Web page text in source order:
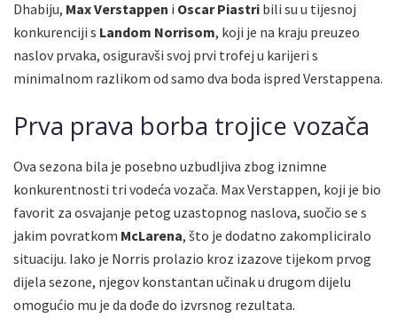
Dhabiju, Max Verstappen i Oscar Piastri bili su u tijesnoj
konkurenciji s Landom Norrisom, koji je na kraju preuzeo
naslov prvaka, osiguravši svoj prvi trofej u karijeri s
minimalnom razlikom od samo dva boda ispred Verstappena.
Prva prava borba trojice vozača
Ova sezona bila je posebno uzbudljiva zbog iznimne
konkurentnosti tri vodeća vozača. Max Verstappen, koji je bio
favorit za osvajanje petog uzastopnog naslova, suočio se s
jakim povratkom McLarena, što je dodatno zakompliciralo
situaciju. Iako je Norris prolazio kroz izazove tijekom prvog
dijela sezone, njegov konstantan učinak u drugom dijelu
omogućio mu je da dođe do izvrsnog rezultata.